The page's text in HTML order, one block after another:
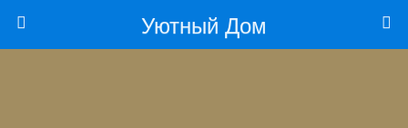
Уютный Дом